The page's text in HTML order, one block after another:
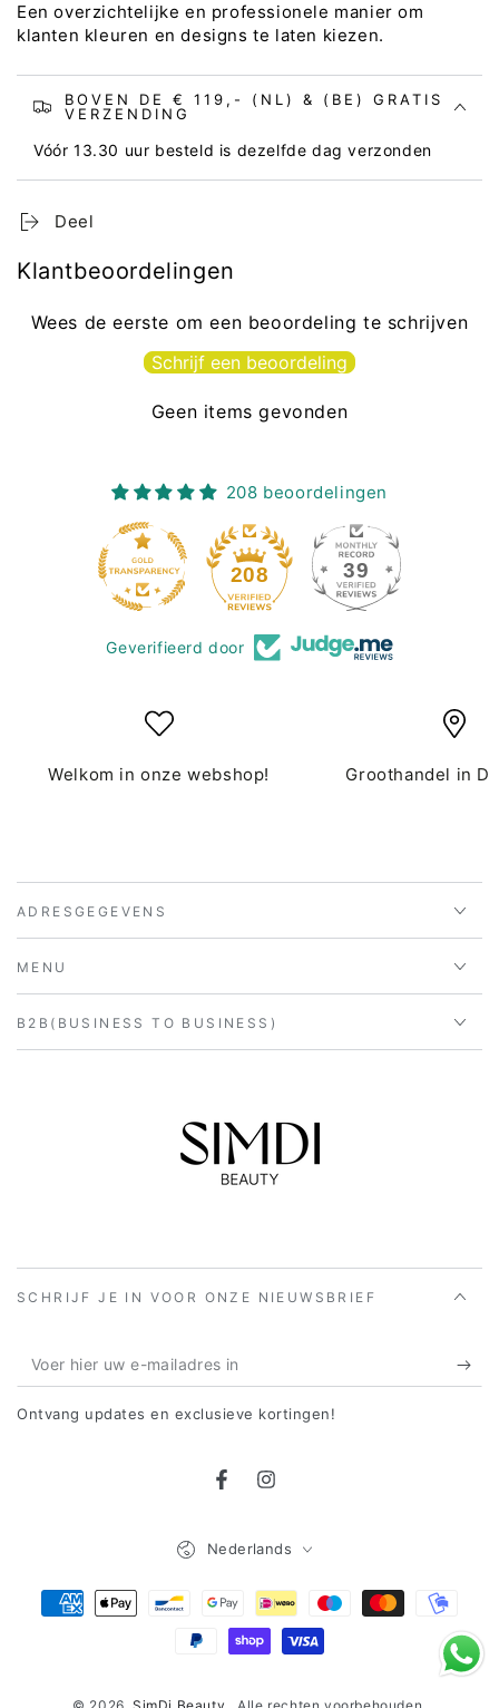
Een overzichtelijke en professionele manier om
klanten kleuren en designs te laten kiezen.
BOVEN DE € 119,- (NL) & (BE) GRATIS
VERZENDING
Vóór 13.30 uur besteld is dezelfde dag verzonden
Deel
Klantbeoordelingen
Wees de eerste om een beoordeling te schrijven
Schrijf een beoordeling
Geen items gevonden
208 beoordelingen
208 39
Geverifieerd door
Welkom in onze webshop! Groothandel in
ADRESGEGEVENS
MENU
B2B(BUSINESS TO BUSINESS)
SCHRIJF JE IN VOOR ONZE NIEUWSBRIEF
Voer
hier
Ontvang updates en exclusieve kortingen!
FacebookInstagram
Nederlands
Betaalmethoden